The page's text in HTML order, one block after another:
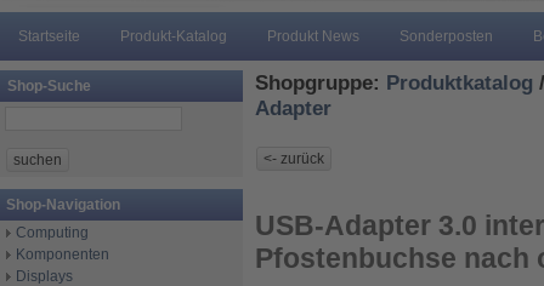
Startseite Produkt-Katalog Produkt News Sonderposten
Shop-Suche
Shop-Navigation
Computing
Komponenten
Displays
Shopgruppe: Produktkatalog
Adapter
USB-Adapter 3.0
Pfostenbuchse nach